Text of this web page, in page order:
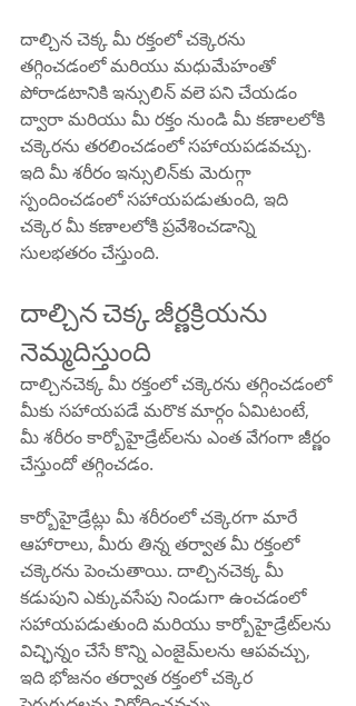
దాల్చిన చెక్క మీ రక్తంలో చక్కెరను
తగ్గించడంలో మరియు మధుమేహంతో
పోరాడటానికి ఇన్సులిన్ వలె పని చేయడం
ద్వారా మరియు మీ రక్తం నుండి మీ కణాలలోకి
చక్కెరను తరలించడంలో సహాయపడవచ్చు.
ఇది మీ శరీరం ఇన్సులిన్‌కు మెరుగ్గా
స్పందించడంలో సహాయపడుతుంది, ఇది
చక్కెర మీ కణాలలోకి ప్రవేశించడాన్ని
సులభతరం చేస్తుంది.
దాల్చిన చెక్క జీర్ణక్రియను
నెమ్మదిస్తుంది
దాల్చినచెక్క మీ రక్తంలో చక్కెరను తగ్గించడంలో
మీకు సహాయపడే మరొక మార్గం ఏమిటంటే,
మీ శరీరం కార్బోహైడ్రేట్‌లను ఎంత వేగంగా జీర్ణం
చేస్తుందో తగ్గించడం.
కార్బోహైడ్రేట్లు మీ శరీరంలో చక్కెరగా మారే
ఆహారాలు, మీరు తిన్న తర్వాత మీ రక్తంలో
చక్కెరను పెంచుతాయి. దాల్చినచెక్క మీ
కడుపుని ఎక్కువసేపు నిండుగా ఉంచడంలో
సహాయపడుతుంది మరియు కార్బోహైడ్రేట్‌లను
విచ్ఛిన్నం చేసే కొన్ని ఎంజైమ్‌లను ఆపవచ్చు,
ఇది భోజనం తర్వాత రక్తంలో చక్కెర